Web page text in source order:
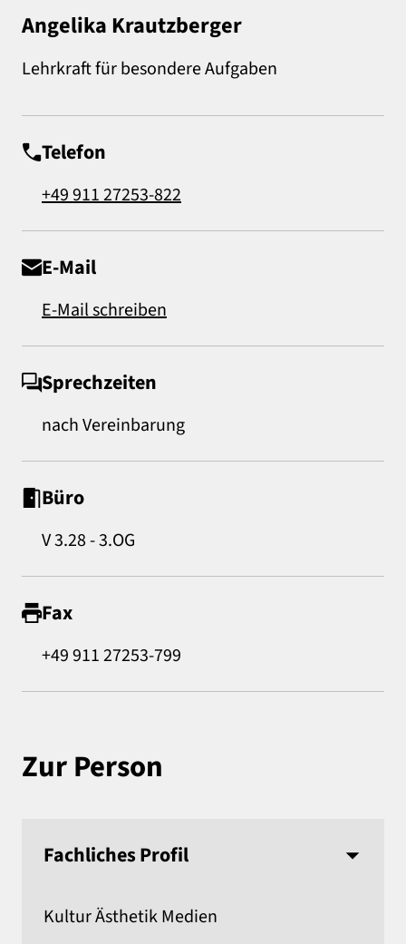
Angelika Krautzberger
Lehrkraft für besondere Aufgaben
Telefon
+49 911 27253-822
E-Mail
E-Mail schreiben
Sprechzeiten
nach Vereinbarung
Büro
V 3.28 - 3.OG
Fax
+49 911 27253-799
Zur Person
Fachliches Profil
Kultur Ästhetik Medien